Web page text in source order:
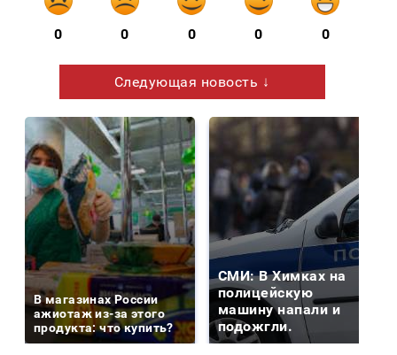
0 0 0 0 0
Следующая новость ↓
В магазинах России
ажиотаж из-за этого
продукта: что купить?
СМИ: В Химках на
полицейскую
машину напали и
подожгли.